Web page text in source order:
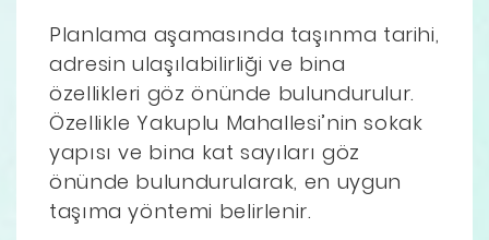
Planlama aşamasında taşınma tarihi,
adresin ulaşılabilirliği ve bina
özellikleri göz önünde bulundurulur.
Özellikle Yakuplu Mahallesi’nin sokak
yapısı ve bina kat sayıları göz
önünde bulundurularak, en uygun
taşıma yöntemi belirlenir.